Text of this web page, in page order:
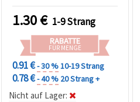
1.30€ 1-9 Strang
RABATTE
FÜR MENGE
0.91 €- 30 %10-19 Strang
0.78 €- 40 % 20 Strang +
Nicht auf Lager: